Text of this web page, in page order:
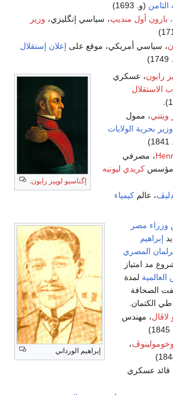
(و. 1693)
بارون أول منديپ، سياسي إنگليزي، وزير
، سياسي أمريكي، موقع على إعلان إستقلال
إگناسيو لوپيز رايون.
رايون، عسكري
الاستقلال
ويتني، ممول
وزير بحرية الولايات
، مصرفي
مؤسسكريدي ليونيه
، عالمكيمياء
إبراهيم الورداني
وزراء مصر
إبراهيم
المصري
مد امتياز
لمدة
الصحافة
الكتمان.
، مهندس
،
قائد عسكري